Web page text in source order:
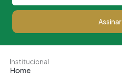
Assinar
Institucional
Home